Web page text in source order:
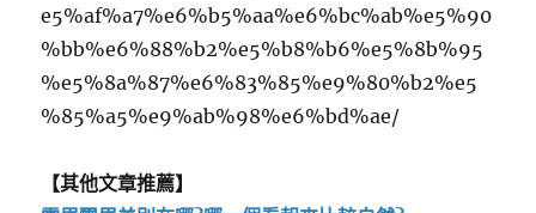
e5%af%a7%e6%b5%aa%e6%bc%ab%e5%90
%bb%e6%88%b2%e5%b8%b6%e5%8b%95
%e5%8a%87%e6%83%85%e9%80%b2%e5
%85%a5%e9%ab%98%e6%bd%ae/
【其他文章推薦】